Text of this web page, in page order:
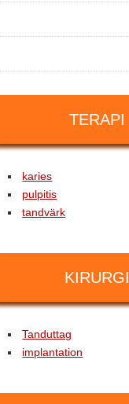
TERAPI
karies
pulpitis
tandvärk
KIRURGI
Tanduttag
implantation